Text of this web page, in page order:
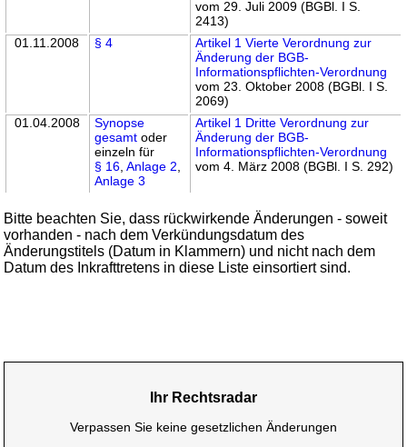
vom 29. Juli 2009 (BGBl. I S.
2413)
01.11.2008
§ 4
Artikel 1 Vierte Verordnung zur
Änderung der BGB-
Informationspflichten-Verordnung
vom 23. Oktober 2008 (BGBl. I S.
2069)
01.04.2008
Synopse
gesamt oder
einzeln für
§ 16 ,Anlage 2
Anlage 3
Artikel 1 Dritte Verordnung zur
Änderung der BGB-
Informationspflichten-Verordnung
vom 4. März 2008 (BGBl. I S. 292)
Bitte beachten Sie, dass rückwirkende Änderungen - soweit
vorhanden - nach dem Verkündungsdatum des
Änderungstitels (Datum in Klammern) und nicht nach dem
Datum des Inkrafttretens in diese Liste einsortiert sind.
Ihr Rechtsradar
Verpassen Sie keine gesetzlichen Änderungen